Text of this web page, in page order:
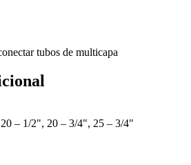
tubos de multicapa
– 1/2", 20 – 3/4", 25 – 3/4"